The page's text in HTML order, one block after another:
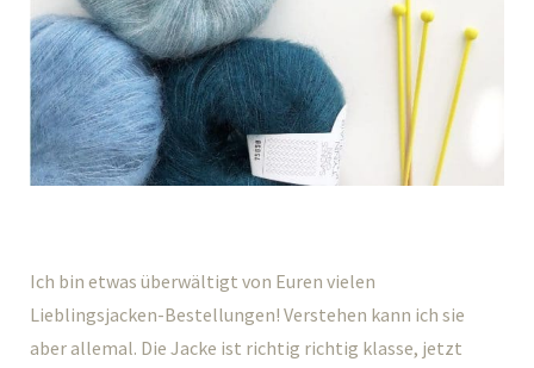
Ich bin etwas überwältigt von Euren vielen
Lieblingsjacken-Bestellungen! Verstehen kann ich sie
aber allemal. Die Jacke ist richtig richtig klasse, jetzt